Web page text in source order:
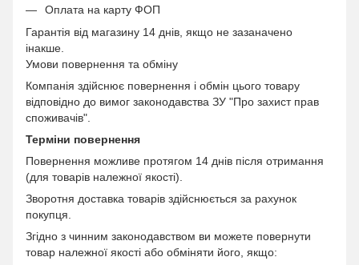
Оплата на карту ФОП
Гарантія від магазину 14 днів, якщо не зазаначено
інакше.
Умови повернення та обміну
Компанія здійснює повернення і обмін цього товару
відповідно до вимог законодавства ЗУ "Про захист прав
споживачів".
Терміни повернення
Повернення можливе протягом 14 днів після отримання
(для товарів належної якості).
Зворотня доставка товарів здійснюється за рахунок
покупця.
Згідно з чинним законодавством ви можете повернути
товар належної якості або обміняти його, якщо: